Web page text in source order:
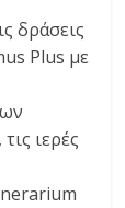
δράσεις
Plus με
ιερές